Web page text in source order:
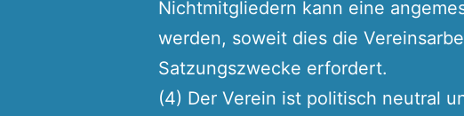
Nichtmitgliedern kann eine
werden, soweit dies die
Satzungszwecke erfordert.
(4) Der Verein ist politisch neutral